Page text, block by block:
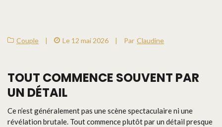
Couple | Le 12 mai 2026 | Par Claudine
TOUT COMMENCE SOUVENT PAR
UN DÉTAIL
Ce n’est généralement pas une scène spectaculaire ni une
révélation brutale. Tout commence plutôt par un détail presque